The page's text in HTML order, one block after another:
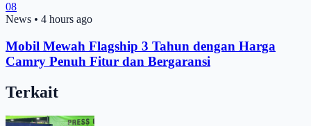
08
News • 4 hours ago
Mobil Mewah Flagship 3 Tahun dengan Harga
Camry Penuh Fitur dan Bergaransi
Terkait